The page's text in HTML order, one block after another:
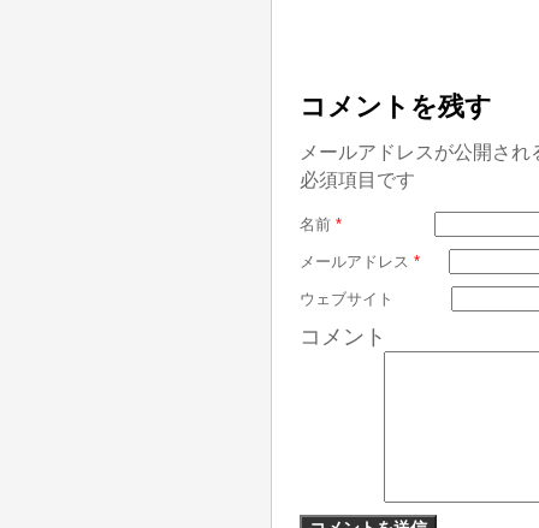
コメントを残す
メールアドレスが公開さ
必須項目です
名前 *
メールアドレス *
ウェブサイト
コメント